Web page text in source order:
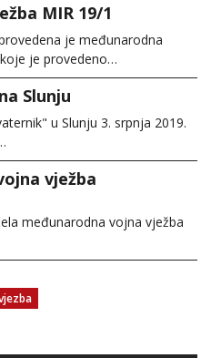
MIR 19/1
je međunarodna
je provedeno…
Slunju
u Slunju 3. srpnja 2019.
vježba
međunarodna vojna vježba